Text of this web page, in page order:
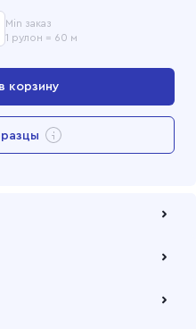
Min заказ
1 рулон = 60 м
корзину
корзину
компанию на Ваш